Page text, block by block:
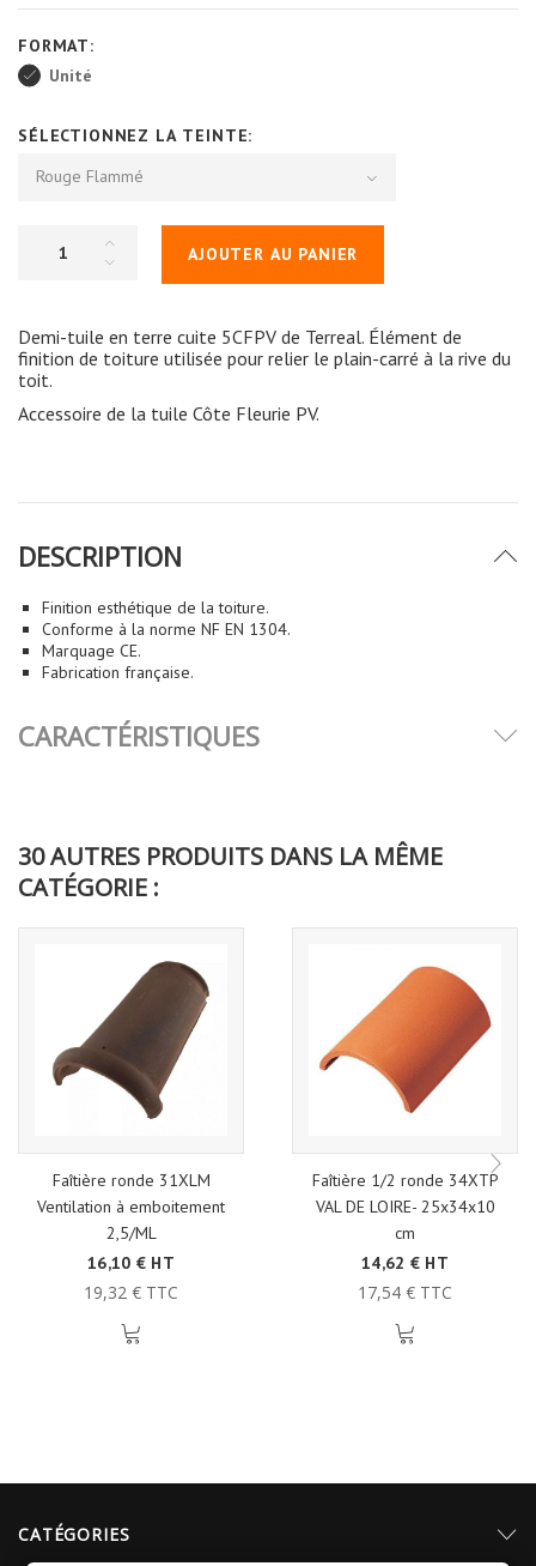
FORMAT:
Unité
SÉLECTIONNEZ LA TEINTE:
Rouge Flammé
AJOUTER AU PANIER
Demi-tuile en terre cuite 5CFPV de Terreal. Élément de
finition de toiture utilisée pour relier le plain-carré à la rive du
toit.
Accessoire de la tuile Côte Fleurie PV.
DESCRIPTION
Finition esthétique de la toiture.
Conforme à la norme NF EN 1304.
Marquage CE.
Fabrication française.
CARACTÉRISTIQUES
30 AUTRES PRODUITS DANS LA MÊME
CATÉGORIE :
Faîtière ronde 31XLM
Ventilation à emboitement
2,5/ML
16,10 € HT
19,32 € TTC
Faîtière 1/2 ronde 34XTP
VAL DE LOIRE- 25x34x10
cm
14,62 € HT
17,54 € TTC
CATÉGORIES